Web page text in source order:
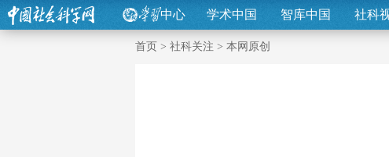
中心 学术中国 智库中国 社科
首页 > 社科关注 > 本网原创